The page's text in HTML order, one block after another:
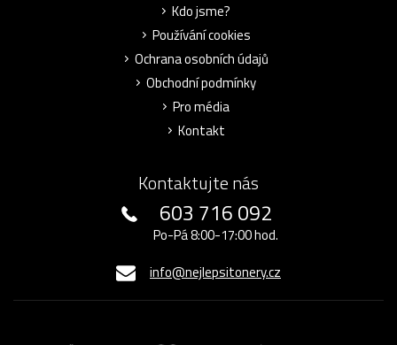
Kdo jsme?
Používání cookies
Ochrana osobních údajů
Obchodní podmínky
Pro média
Kontakt
Kontaktujte nás
603 716 092
Po-Pá 8:00-17:00 hod.
info@nejlepsitonery.cz